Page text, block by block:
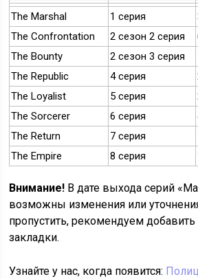
The Marshal 1 серия
The Confrontation
2 сезон 2 серия
The Bounty
2 сезон 3 серия
The Republic
4 серия
The Loyalist
5 серия
The Sorcerer
6 серия
The Return
7 серия
The Empire
8 серия
Внимание! В дате выхода серий
возможны изменения или
пропустить, рекомендуем
закладки.
Узнайте у нас, когда появится: Пол